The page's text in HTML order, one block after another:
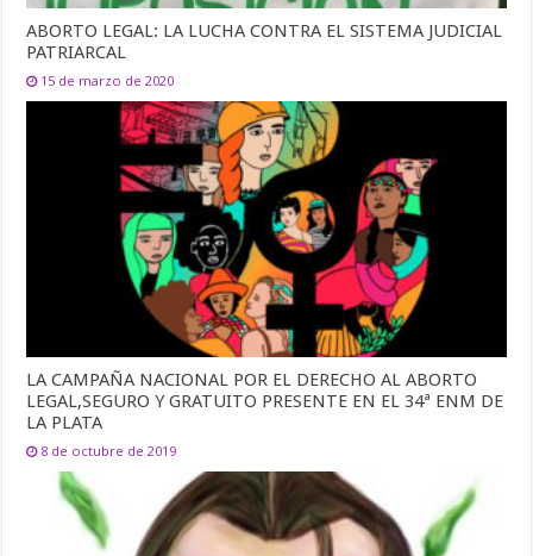
ABORTO LEGAL: LA LUCHA CONTRA EL SISTEMA JUDICIAL
PATRIARCAL
15 de marzo de 2020
LA CAMPAÑA NACIONAL POR EL DERECHO AL ABORTO
LEGAL,SEGURO Y GRATUITO PRESENTE EN EL 34ª ENM DE
LA PLATA
8 de octubre de 2019